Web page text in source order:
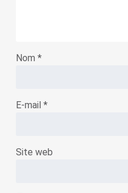
Nom *
E-mail *
Site web